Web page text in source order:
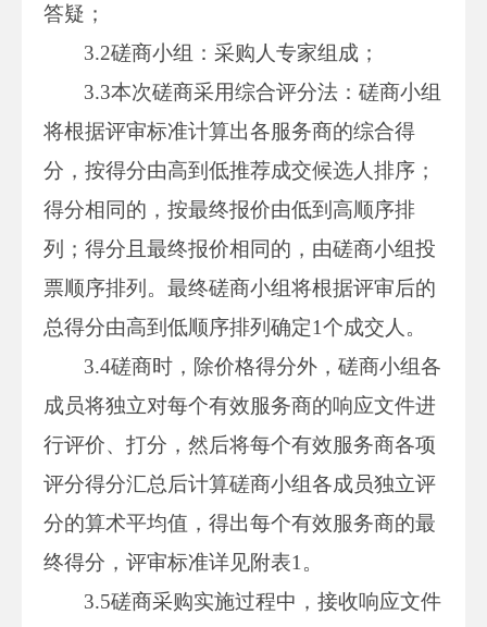
答疑；
3.2磋商小组：采购人专家组成；
3.3本次磋商采用综合评分法：磋商小组
将根据评审标准计算出各服务商的综合得
分，按得分由高到低推荐成交候选人排序；
得分相同的，按最终报价由低到高顺序排
列；得分且最终报价相同的，由磋商小组投
票顺序排列。最终磋商小组将根据评审后的
总得分由高到低顺序排列确定1个成交人。
3.4磋商时，除价格得分外，磋商小组各
成员将独立对每个有效服务商的响应文件进
行评价、打分，然后将每个有效服务商各项
评分得分汇总后计算磋商小组各成员独立评
分的算术平均值，得出每个有效服务商的最
终得分，评审标准详见附表1。
3.5磋商采购实施过程中，接收响应文件